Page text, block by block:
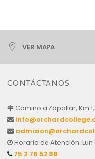
VER MAPA
CONTÁCTANOS
Camino a Zapallar, Km
Horario de Atención: Lun
75 2 76 52 88